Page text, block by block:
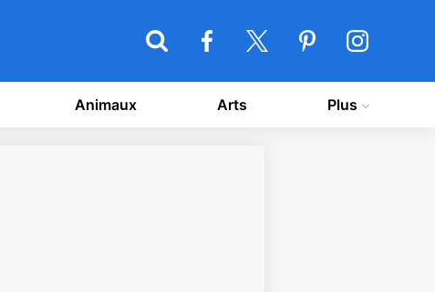
Animaux Arts Plus